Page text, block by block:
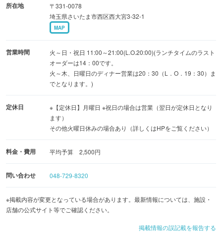
所在地
〒331-0078
埼玉県さいたま市西区西大宮3-32-1
MAP
営業時間
火～日・祝日 11:00～21:00(L.O.20:00)(ランチタイムのラスト
オーダーは14：00です。
火～木、日曜日のディナー営業は20：30（L．O．19：30）ま
でとなります。)
定休日
※【定休日】月曜日 ※祝日の場合は営業（翌日が定休日となり
ます）
その他火曜日休みの場合あり（詳しくはHPをご覧ください）
料金・費用 平均予算 2,500円
問い合わせ 048-729-8320
※掲載内容が変更となっている場合があります。最新情報については、施設・
店舗の公式サイト等でご確認ください。
掲載情報の誤記載を報告する